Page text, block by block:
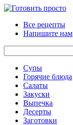
Перейти
контентуВсе рецепты
Напишите нам
Супы
Горячие блюда
Салаты
Закуски
Выпечка
Десерты
Заготовки